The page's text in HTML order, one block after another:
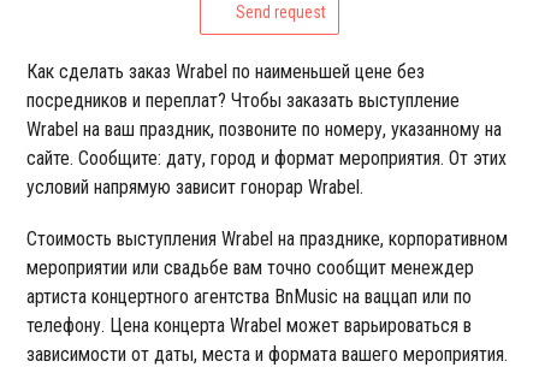
Send request
Как сделать заказ Wrabel по наименьшей цене без
посредников и переплат? Чтобы заказать выступление
Wrabel на ваш праздник, позвоните по номеру, указанному на
сайте. Сообщите: дату, город и формат мероприятия. От этих
условий напрямую зависит гонорар Wrabel.
Стоимость выступления Wrabel на празднике, корпоративном
мероприятии или свадьбе вам точно сообщит менеждер
артиста концертного агентства BnMusic на ваццап или по
телефону. Цена концерта Wrabel может варьироваться в
зависимости от даты, места и формата вашего мероприятия.